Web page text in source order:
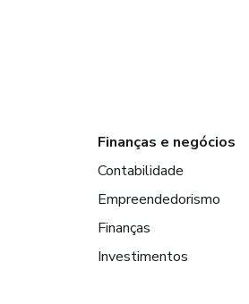
Finanças e negócios
Contabilidade
Empreendedorismo
Finanças
Investimentos